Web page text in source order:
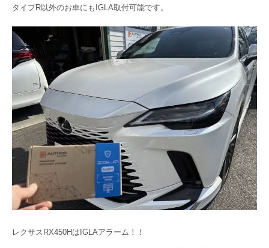
タイプR以外のお車にもIGLA取付可能です。
レクサスRX450HはIGLAアラーム！！